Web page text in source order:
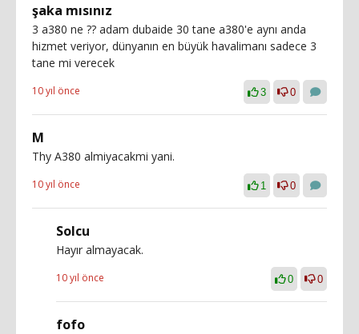
şaka mısınız
3 a380 ne ?? adam dubaide 30 tane a380'e aynı anda
hizmet veriyor, dünyanın en büyük havalimanı sadece 3
tane mi verecek
10 yıl önce 3 0
M
Thy A380 almiyacakmi yani.
10 yıl önce 1 0
Solcu
Hayır almayacak.
10 yıl önce 0 0
fofo